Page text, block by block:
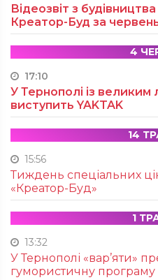
Відеозвіт з
Креатор-Буд за
4
17:10
У Тернополі із великим
виступить YAKTAK
14
15:56
Тиждень спеціальних
«Креатор-Буд»
1
13:32
У Тернополі «вар’яти»
гумористичну програму